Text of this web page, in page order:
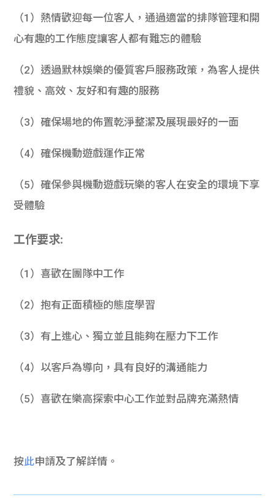
（1）熱情歡迎每一位客人，通過適當的排隊管理和開
心有趣的工作態度讓客人都有難忘的體驗
（2）透過默林娛樂的優質客戶服務政策，為客人提供
禮貌、高效、友好和有趣的服務
（3）確保場地的佈置乾淨整潔及展現最好的一面
（4）確保機動遊戲運作正常
（5）確保參與機動遊戲玩樂的客人在安全的環境下享
受體驗
工作要求:
（1）喜歡在團隊中工作
（2）抱有正面積極的態度學習
（3）有上進心、獨立並且能夠在壓力下工作
（4）以客戶為導向，具有良好的溝通能力
（5）喜歡在樂高探索中心工作並對品牌充滿熱情
按此申請及了解詳情。